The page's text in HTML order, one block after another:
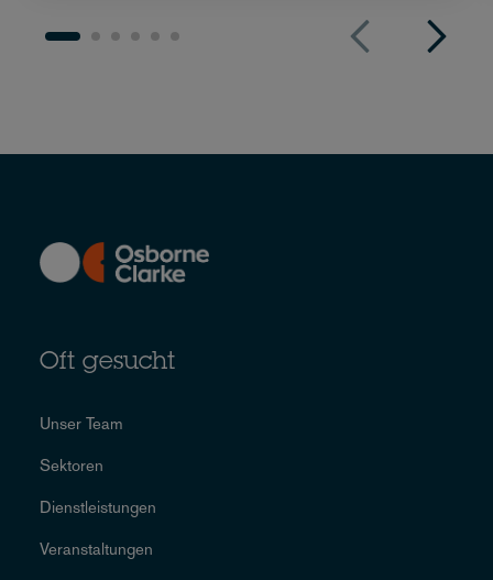
Oft gesucht
Unser Team
Sektoren
Dienstleistungen
Veranstaltungen